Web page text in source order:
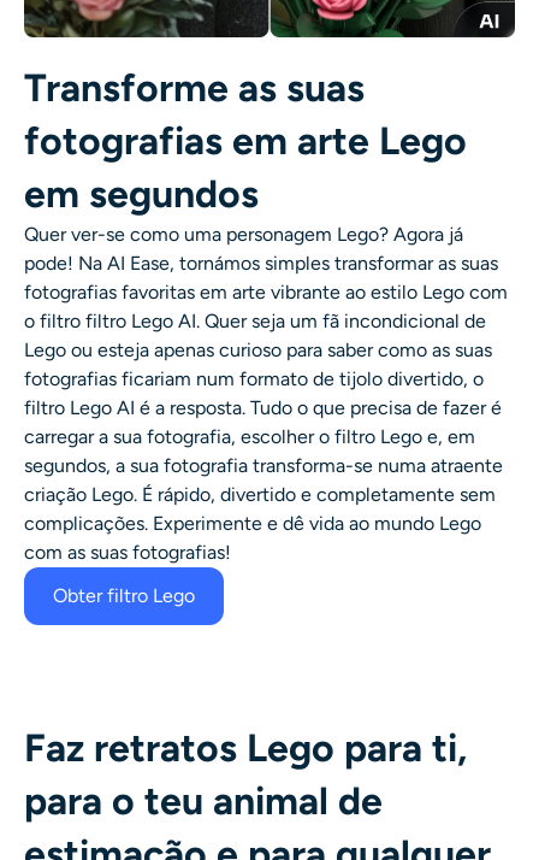
Transforme as suas
fotografias em arte Lego
em segundos
Quer ver-se como uma personagem Lego? Agora já
pode! Na AI Ease, tornámos simples transformar as suas
fotografias favoritas em arte vibrante ao estilo Lego com
o filtro filtro Lego AI. Quer seja um fã incondicional de
Lego ou esteja apenas curioso para saber como as suas
fotografias ficariam num formato de tijolo divertido, o
filtro Lego AI é a resposta. Tudo o que precisa de fazer é
carregar a sua fotografia, escolher o filtro Lego e, em
segundos, a sua fotografia transforma-se numa atraente
criação Lego. É rápido, divertido e completamente sem
complicações. Experimente e dê vida ao mundo Lego
com as suas fotografias!
Obter filtro Lego
Faz retratos Lego para ti,
para o teu animal de